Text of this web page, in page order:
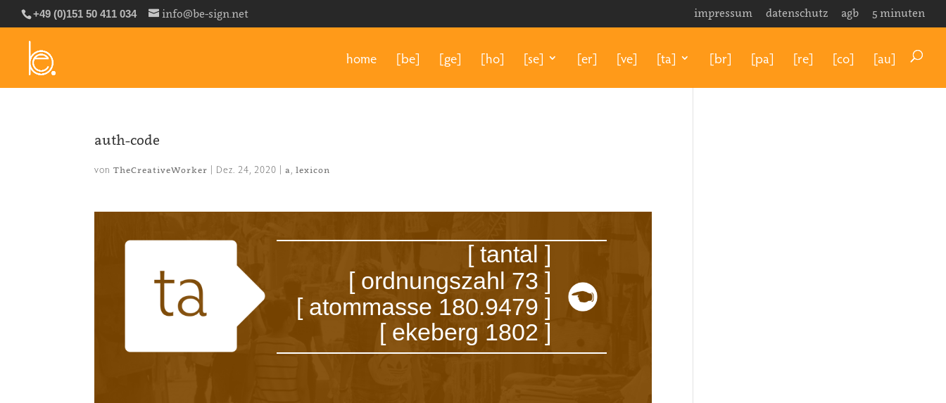
+49 (0)151 50 411 034 info@be-sign.net impressum datenschutz agb 5 minuten
home [be] [ge] [ho] [se] [er] [ve] [ta] [br] [pa] [re] [co] [au]
auth-code
vonTheCreativeWorker | Dez. 24, 2020 |a,lexicon